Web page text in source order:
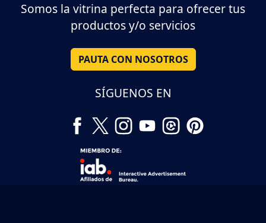
Somos la vitrina perfecta para ofrecer tus
productos y/o servicios
PAUTA CON NOSOTROS
SÍGUENOS EN